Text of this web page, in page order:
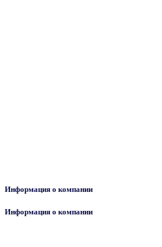
Информация о компании
Информация о компании